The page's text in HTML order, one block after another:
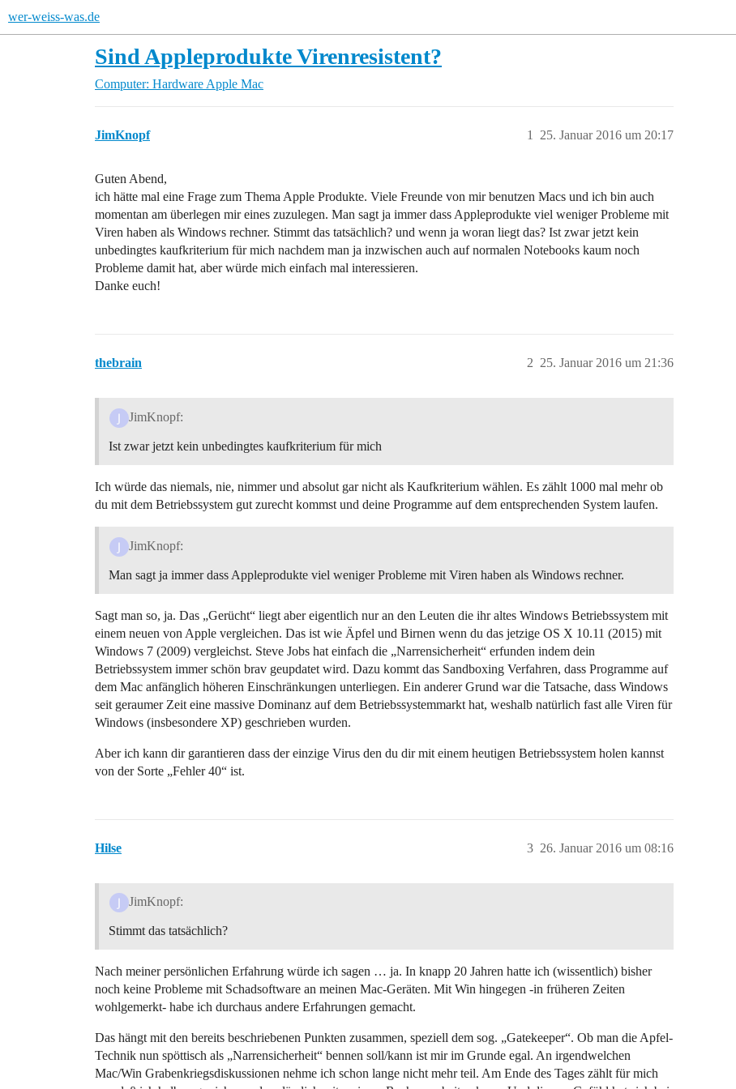
wer-weiss-was.de
Sind Appleprodukte Virenresistent?
Computer: Hardware Apple Mac
JimKnopf 25. Januar 2016 um 20:17
1
Guten Abend,
ich hätte mal eine Frage zum Thema Apple Produkte. Viele Freunde von mir benutzen Macs und ich bin auch
momentan am überlegen mir eines zuzulegen. Man sagt ja immer dass Appleprodukte viel weniger Probleme mit
Viren haben als Windows rechner. Stimmt das tatsächlich? und wenn ja woran liegt das? Ist zwar jetzt kein
unbedingtes kaufkriterium für mich nachdem man ja inzwischen auch auf normalen Notebooks kaum noch
Probleme damit hat, aber würde mich einfach mal interessieren.
Danke euch!
thebrain 25. Januar 2016 um 21:36
2
JimKnopf:
Ist zwar jetzt kein unbedingtes kaufkriterium für mich
Ich würde das niemals, nie, nimmer und absolut gar nicht als Kaufkriterium wählen. Es zählt 1000 mal mehr ob
du mit dem Betriebssystem gut zurecht kommst und deine Programme auf dem entsprechenden System laufen.
JimKnopf:
Man sagt ja immer dass Appleprodukte viel weniger Probleme mit Viren haben als Windows rechner.
Sagt man so, ja. Das „Gerücht“ liegt aber eigentlich nur an den Leuten die ihr altes Windows Betriebssystem mit
einem neuen von Apple vergleichen. Das ist wie Äpfel und Birnen wenn du das jetzige OS X 10.11 (2015) mit
Windows 7 (2009) vergleichst. Steve Jobs hat einfach die „Narrensicherheit“ erfunden indem dein
Betriebssystem immer schön brav geupdatet wird. Dazu kommt das Sandboxing Verfahren, dass Programme auf
dem Mac anfänglich höheren Einschränkungen unterliegen. Ein anderer Grund war die Tatsache, dass Windows
seit geraumer Zeit eine massive Dominanz auf dem Betriebssystemmarkt hat, weshalb natürlich fast alle Viren für
Windows (insbesondere XP) geschrieben wurden.
Aber ich kann dir garantieren dass der einzige Virus den du dir mit einem heutigen Betriebssystem holen kannst
von der Sorte „Fehler 40“ ist.
Hilse 26. Januar 2016 um 08:16
3
JimKnopf:
Stimmt das tatsächlich?
Nach meiner persönlichen Erfahrung würde ich sagen … ja. In knapp 20 Jahren hatte ich (wissentlich) bisher
noch keine Probleme mit Schadsoftware an meinen Mac-Geräten. Mit Win hingegen -in früheren Zeiten
wohlgemerkt- habe ich durchaus andere Erfahrungen gemacht.
Das hängt mit den bereits beschriebenen Punkten zusammen, speziell dem sog. „Gatekeeper“. Ob man die Apfel-
Technik nun spöttisch als „Narrensicherheit“ bennen soll/kann ist mir im Grunde egal. An irgendwelchen
Mac/Win Grabenkriegsdiskussionen nehme ich schon lange nicht mehr teil. Am Ende des Tages zählt für mich